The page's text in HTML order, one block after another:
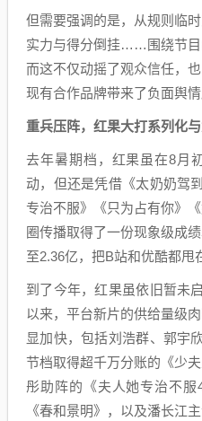
但需要强调的是，从规则临
实力与得分倒挂……围绕节目
而这不仅动摇了观众信任，
现有合作品牌带来了负面舆情
重兵压阵，红果大打系列化
去年暑期档，红果虽在8月
动，但还是凭借《太奶奶驾
专治不服》《只为占有你》
圈传播取得了一份现象级成
至2.36亿，把B站和优酷都甩
到了今年，红果虽依旧暂未
以来，平台新片的供给量级
显加快，包括刘浩群、郭宇
节档取得超千万分账的《少
彤助阵的《夫人她专治不
《春和景明》，以及潘长江